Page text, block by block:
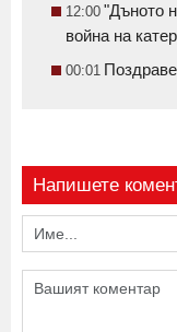
12:00 "Дъното
война на
00:01
Напишете